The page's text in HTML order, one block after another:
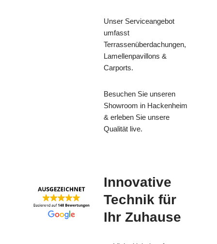
Unser Serviceangebot
umfasst
Terrassenüberdachungen,
Lamellenpavillons &
Carports.
Besuchen Sie unseren
Showroom in Hackenheim
& erleben Sie unsere
Qualität live.
Innovative
Technik für
Ihr Zuhause